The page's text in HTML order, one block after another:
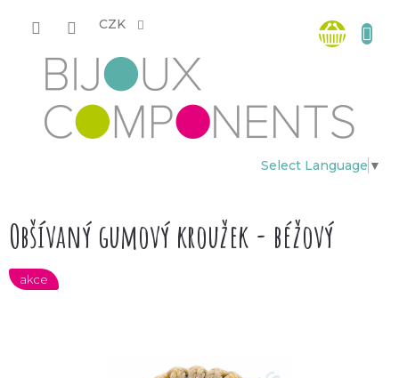
CZK
Select Language ▼
košík
Obšívaný gumový kroužek - béžový
akce